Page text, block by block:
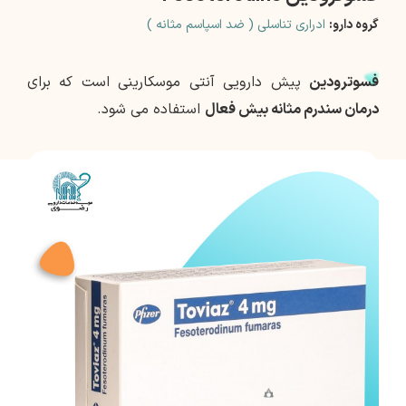
گروه دارو: ادراری تناسلی ( ضد اسپاسم مثانه )
فسوترودین پیش دارویی آنتی موسکارینی است که برای
درمان سندرم مثانه بیش فعال استفاده می شود.